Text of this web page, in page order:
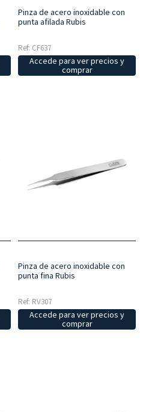
Pinza de acero inoxidable con
punta afilada Rubis
Ref: CF637
Accede para ver precios y
comprar
Pinza de acero inoxidable con
punta fina Rubis
Ref: RV307
Accede para ver precios y
comprar